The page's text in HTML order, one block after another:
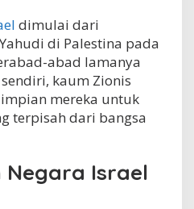
dimulai dari
di Palestina pada
abad lamanya
kaum Zionis
mereka untuk
terpisah dari bangsa
Negara Israel